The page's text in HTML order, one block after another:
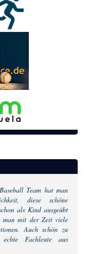
Team hat man
diese schöne
als Kind ausgeübt
man mit der Zeit viele
Auch schön zu
Fachleute aus